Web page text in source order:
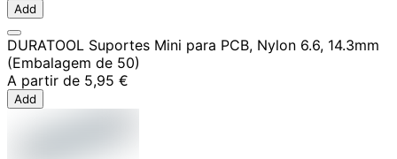
Add
DURATOOL Suportes Mini para PCB, Nylon 6.6, 14.3mm
(Embalagem de 50)
A partir de 5,95 €
Add